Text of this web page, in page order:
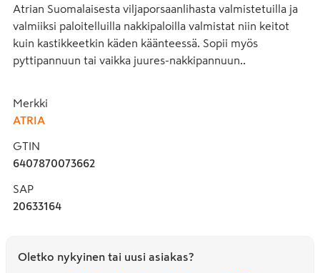
Atrian Suomalaisesta viljaporsaanlihasta valmistetuilla ja
valmiiksi paloitelluilla nakkipaloilla valmistat niin keitot
kuin kastikkeetkin käden käänteessä. Sopii myös
pyttipannuun tai vaikka juures-nakkipannuun..
Merkki
ATRIA
GTIN
6407870073662
SAP
20633164
Oletko nykyinen tai uusi asiakas?